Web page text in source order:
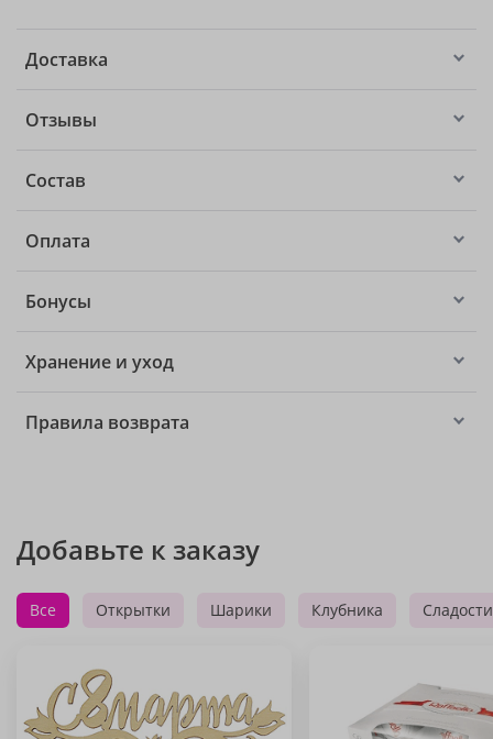
Доставка
Отзывы
Состав
Оплата
Бонусы
Хранение и уход
Правила возврата
Добавьте к заказу
Все Открытки Шарики Клубника Сладости